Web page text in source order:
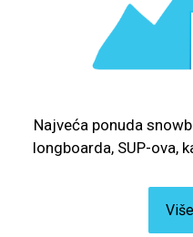
Najveća ponuda
longboarda, SUP-ova,